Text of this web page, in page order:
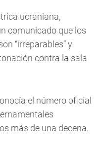
ucraniana,
comunicado que los
“irreparables” y
contra la sala
el número oficial
más de una decena.